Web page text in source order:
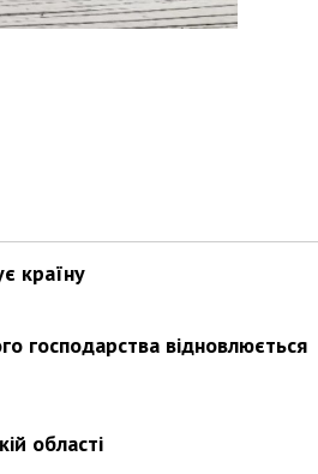
країну
господарства відновлюється
області